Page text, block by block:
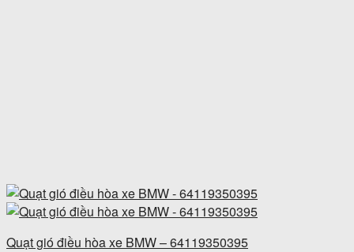
Quạt gió điều hòa xe BMW – 64119350395